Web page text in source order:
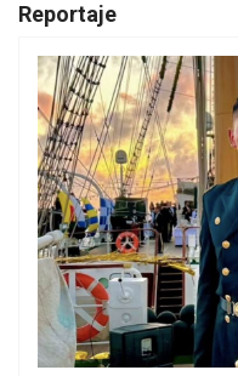
Reportaje